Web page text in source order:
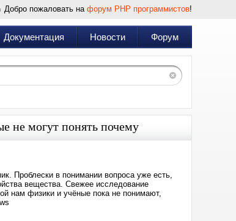
Добро пожаловать на форум PHP программистов!
Документация Новости Форум
не могут понять почему
Проблески в понимании вопроса уже есть,
вещества. Свежее исследование
нам физики и учёные пока не понимают,